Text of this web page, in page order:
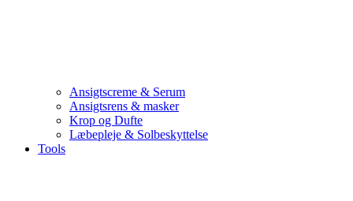
Ansigtscreme & Serum
Ansigtsrens & masker
Krop og Dufte
Læbepleje & Solbeskyttelse
Tools